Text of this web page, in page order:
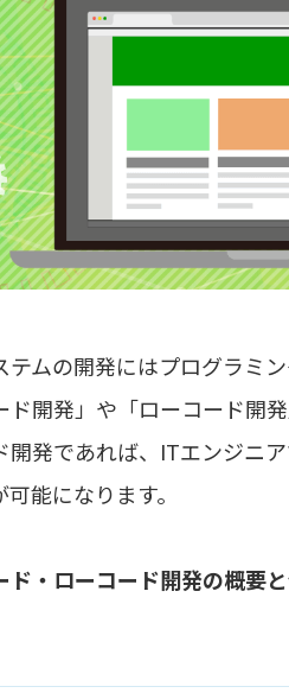
テムの開発にはプログラミ
開発」や「ローコード開発
開発であれば、ITエンジニ
能になります。
ド・ローコード開発の概要